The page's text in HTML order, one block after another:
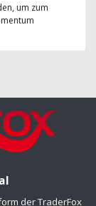
um zum
der TraderFox